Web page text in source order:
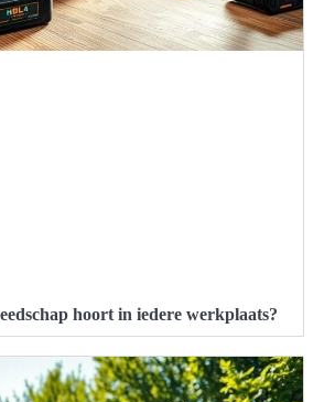
hoort in iedere werkplaats?